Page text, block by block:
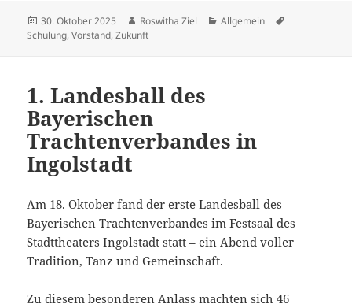
Veröffentlicht
am
30. Oktober 2025 Autor
Roswitha Ziel Kategorien
Allgemein
Schulung,Vorstand,Zukunft
1. Landesball des
Bayerischen
Trachtenverbandes in
Ingolstadt
Am 18. Oktober fand der erste Landesball des
Bayerischen Trachtenverbandes im Festsaal des
Stadttheaters Ingolstadt statt – ein Abend voller
Tradition, Tanz und Gemeinschaft.
Zu diesem besonderen Anlass machten sich 46